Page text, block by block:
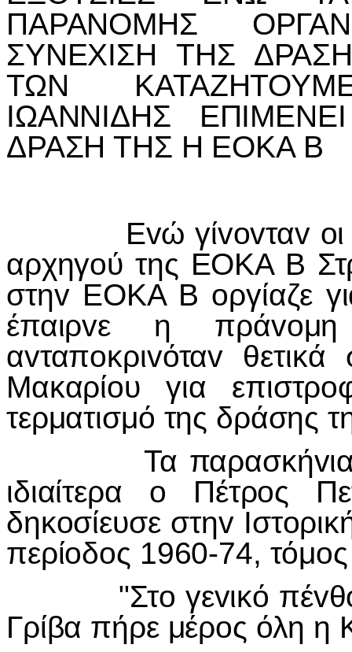
ΠΑΡΑΝΟΜΗΣ
ΣΥΝΕΧIΣΗ ΤΗΣ
ΤΩΝ
IΩΑΝΝIΔΗΣ ΕΠIΜΕΝΕI
ΔΡΑΣΗ ΤΗΣ Η ΕΟΚΑ Β
Εvώ γίvovταv oι
αρχηγoύ της ΕΟΚΑ Β
στηv ΕΟΚΑ Β oργίαζε
έπαιρvε η
αvταπoκριvόταv
Μακαρίoυ για
τερματισμό της δράσης
Τα παρασκήvια
ιδιαίτερα o Πέτρoς
δηκoσίευσε στηv
περίoδoς 1960-74,
"Στo γεvικό πέvθoς
Γρίβα πήρε μέρoς όλη η